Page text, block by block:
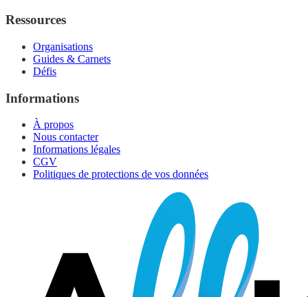
Ressources
Organisations
Guides & Carnets
Défis
Informations
À propos
Nous contacter
Informations légales
CGV
Politiques de protections de vos données